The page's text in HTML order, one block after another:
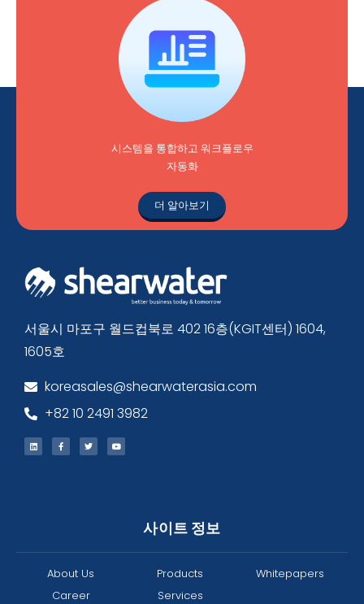
시스템을 통합하고 워크플로우
자동화
더 알아보기
서울시 마포구 월드컵북로 402 16층(KGIT센터) 1604,
1605호
koreasales@shearwaterasia.com
+82 10 2491 3982
사이트 정보
About Us
Career
Products
Services
Whitepapers